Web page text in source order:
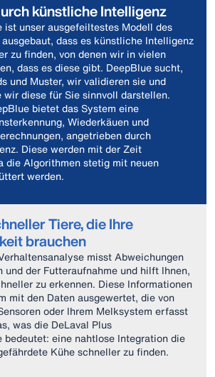
künstliche Intelligenz
ist unser ausgefeiltestes Modell des
dass es künstliche Intelligenz
zu finden, von denen wir in vielen
dass es diese gibt. DeepBlue sucht,
und Muster, wir validieren sie und
wir diese für Sie sinnvoll darstellen.
bietet das System eine
Wiederkäuen und
angetrieben durch
Diese werden mit der Zeit
die Algorithmen stetig mit neuen
werden.
Tiere, die Ihre
brauchen
misst Abweichungen
und der Futteraufnahme und hilft Ihnen,
zu erkennen. Diese Informationen
mit den Daten ausgewertet, die von
oder Ihrem Melksystem erfasst
was die DeLaval Plus
bedeutet: eine nahtlose Integration die
Kühe schneller zu finden.